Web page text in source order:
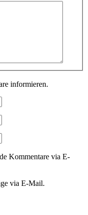
informieren.
Kommentare via E-
via E-Mail.